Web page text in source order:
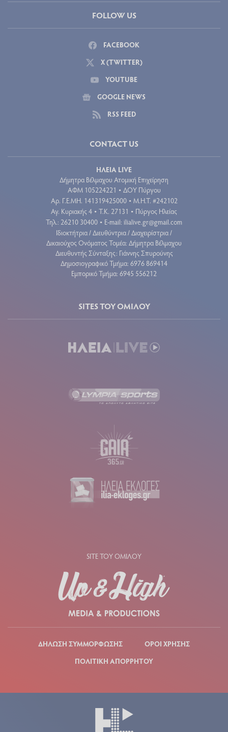
FOLLOW US
FACEBOOK
X (TWITTER)
YOUTUBE
GOOGLE NEWS
RSS FEED
CONTACT US
ΗΛΕΙΑ LIVE
Δήμητρα Βέλμαχου Ατομική Επιχείρηση
ΑΦΜ 105224221 • ΔΟΥ Πύργου
Aρ. Γ.Ε.ΜΗ. 141319425000 • Μ.Η.Τ. #242102
Αγ. Κυριακής 4 • Τ.Κ. 27131 • Πύργος Ηλείας
Τηλ.: 26210 30400 • E-mail: ilialive.gr@gmail.com
Ιδιοκτήτρια / Διευθύντρια / Διαχειρίστρια /
Δικαιούχος Ονόματος Τομέα: Δήμητρα Βέλμαχου
Διευθυντής Σύνταξης: Γιάννης Σπυρούνης
Δημοσιογραφικό Τμήμα: 6976 869414
Εμπορικό Τμήμα: 6945 556212
SITES ΤΟΥ ΟΜΙΛΟΥ
SITE ΤΟΥ ΟΜΙΛΟΥ
ΔΗΛΩΣΗ ΣΥΜΜΟΡΦΩΣΗΣ
ΟΡΟΙ ΧΡΗΣΗΣ
ΠΟΛΙΤΙΚΗ ΑΠΟΡΡΗΤΟΥ